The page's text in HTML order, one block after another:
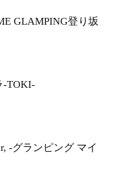
GLAMPING登り坂
-TOKI-
-グランピング マイ